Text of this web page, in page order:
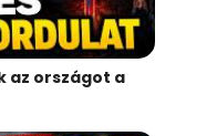
az országot a